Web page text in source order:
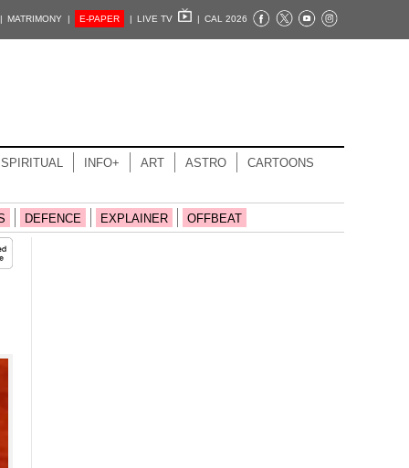
MATRIMONY | E-PAPER | LIVE TV | CAL 2026
SPIRITUAL INFO+ ART ASTRO CARTOONS
DEFENCE EXPLAINER OFFBEAT